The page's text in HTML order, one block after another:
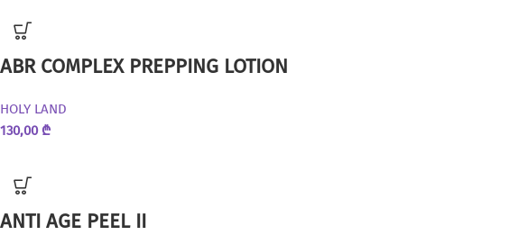
ABR COMPLEX PREPPING LOTION
HOLY LAND
130,00₾
ANTI AGE PEEL II